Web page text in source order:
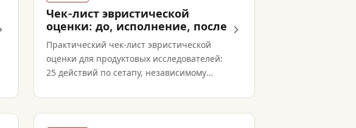
Чек-лист эвристической
оценки: до, исполнение, после
Практический чек-лист эвристической
оценки для продуктовых исследователей:
25 действий по сетапу, независимому